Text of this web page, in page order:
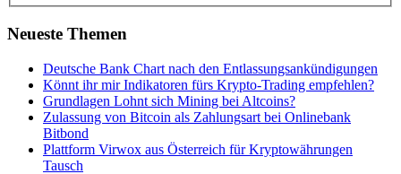
Neueste Themen
Deutsche Bank Chart nach den Entlassungsankündigungen
Könnt ihr mir Indikatoren fürs Krypto-Trading empfehlen?
Grundlagen Lohnt sich Mining bei Altcoins?
Zulassung von Bitcoin als Zahlungsart bei Onlinebank
Bitbond
Plattform Virwox aus Österreich für Kryptowährungen
Tausch